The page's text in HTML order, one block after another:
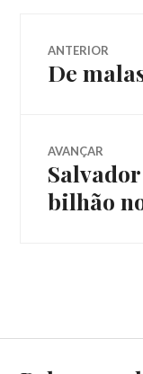
de
Post
ANTERIOR
Post
De
AVANÇAR
Próximo
post:
bilhão